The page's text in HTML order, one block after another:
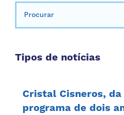
Procurar:
Tipos de notícias
Relatório anual
Recursos da
Cristal Cisneros, da
programa de dois